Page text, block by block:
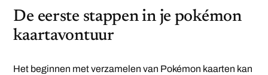
De eerste stappen in je pokémon
kaartavontuur
Het beginnen met verzamelen van Pokémon kaarten kan